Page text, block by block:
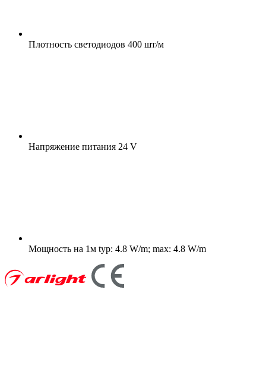
Плотность светодиодов 400 шт/м
Напряжение питания 24 V
Мощность на 1м typ: 4.8 W/m; max: 4.8 W/m